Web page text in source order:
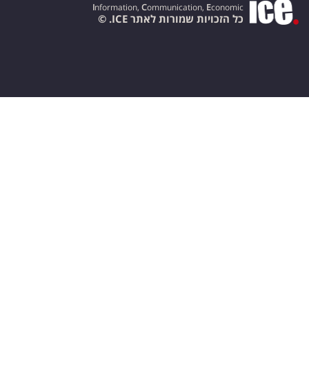
Information, Communication, Economic
כל הזכויות שמורות לאתר ICE. ©